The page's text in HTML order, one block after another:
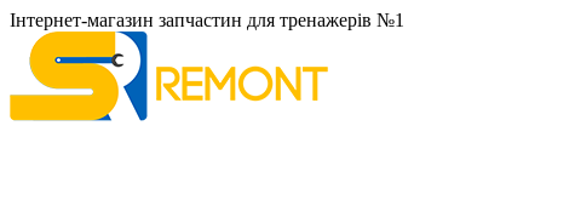
Інтернет-магазин запчастин для тренажерів №1